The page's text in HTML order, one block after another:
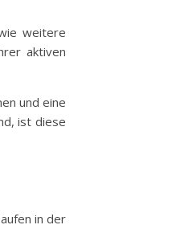
weitere
aktiven
und eine
ist diese
in der